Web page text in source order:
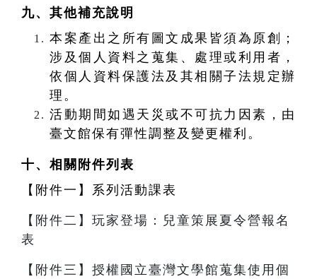
九、其他補充說明
本案產出之所有圖文成果皆須為原創；
涉及個人資料之蒐集、處理或利用者，
依個人資料保護法及其相關子法規定辦
理。
活動期間如遇天災或不可抗力因素，由
臺文館保有彈性調整及變更權利。
十、 相關附件列表
【附件一】系列活動課表
【附件二】玩家登場：兒童策展夏令營報名
表
【附件三】授權國立臺灣文學館蒐集使用個